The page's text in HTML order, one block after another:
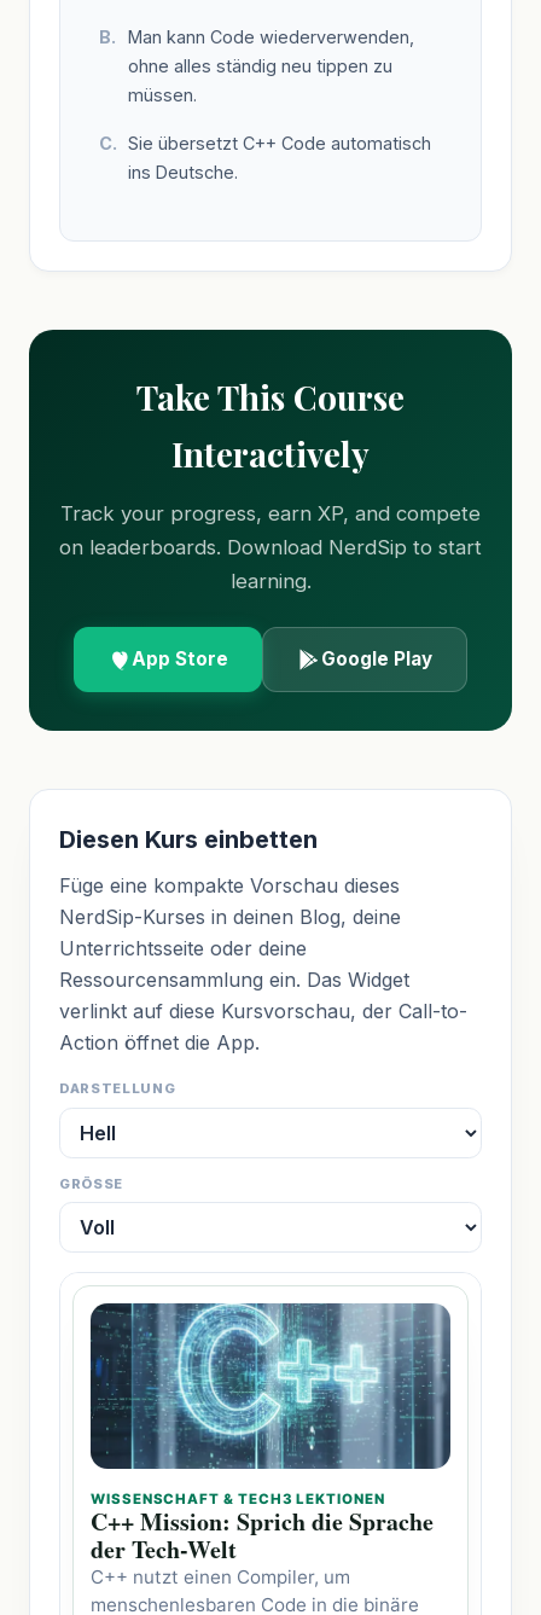
Man kann Code wiederverwenden,
ohne alles ständig neu tippen zu
müssen.
Sie übersetzt C++ Code automatisch
ins Deutsche.
Take This Course
Interactively
Track your progress, earn XP, and compete
on leaderboards. Download NerdSip to start
learning.
App Store Google Play
Diesen Kurs einbetten
Füge eine kompakte Vorschau dieses
NerdSip-Kurses in deinen Blog, deine
Unterrichtsseite oder deine
Ressourcensammlung ein. Das Widget
verlinkt auf diese Kursvorschau, der Call-to-
Action öffnet die App.
DARSTELLUNG
GRÖSSE